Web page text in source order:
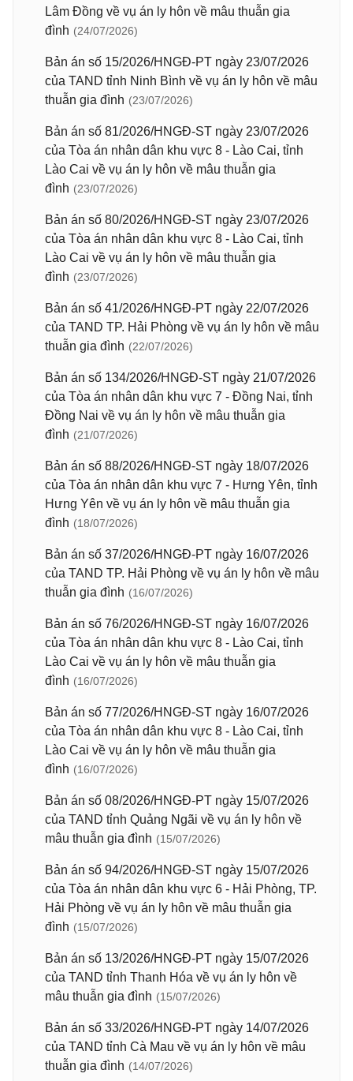
Lâm Đồng về vụ án ly hôn về mâu thuẫn gia
đình (24/07/2026)
Bản án số 15/2026/HNGĐ-PT ngày 23/07/2026
của TAND tỉnh Ninh Bình về vụ án ly hôn về mâu
thuẫn gia đình (23/07/2026)
Bản án số 81/2026/HNGĐ-ST ngày 23/07/2026
của Tòa án nhân dân khu vực 8 - Lào Cai, tỉnh
Lào Cai về vụ án ly hôn về mâu thuẫn gia
đình (23/07/2026)
Bản án số 80/2026/HNGĐ-ST ngày 23/07/2026
của Tòa án nhân dân khu vực 8 - Lào Cai, tỉnh
Lào Cai về vụ án ly hôn về mâu thuẫn gia
đình (23/07/2026)
Bản án số 41/2026/HNGĐ-PT ngày 22/07/2026
của TAND TP. Hải Phòng về vụ án ly hôn về mâu
thuẫn gia đình (22/07/2026)
Bản án số 134/2026/HNGĐ-ST ngày 21/07/2026
của Tòa án nhân dân khu vực 7 - Đồng Nai, tỉnh
Đồng Nai về vụ án ly hôn về mâu thuẫn gia
đình (21/07/2026)
Bản án số 88/2026/HNGĐ-ST ngày 18/07/2026
của Tòa án nhân dân khu vực 7 - Hưng Yên, tỉnh
Hưng Yên về vụ án ly hôn về mâu thuẫn gia
đình (18/07/2026)
Bản án số 37/2026/HNGĐ-PT ngày 16/07/2026
của TAND TP. Hải Phòng về vụ án ly hôn về mâu
thuẫn gia đình (16/07/2026)
Bản án số 76/2026/HNGĐ-ST ngày 16/07/2026
của Tòa án nhân dân khu vực 8 - Lào Cai, tỉnh
Lào Cai về vụ án ly hôn về mâu thuẫn gia
đình (16/07/2026)
Bản án số 77/2026/HNGĐ-ST ngày 16/07/2026
của Tòa án nhân dân khu vực 8 - Lào Cai, tỉnh
Lào Cai về vụ án ly hôn về mâu thuẫn gia
đình (16/07/2026)
Bản án số 08/2026/HNGĐ-PT ngày 15/07/2026
của TAND tỉnh Quảng Ngãi về vụ án ly hôn về
mâu thuẫn gia đình (15/07/2026)
Bản án số 94/2026/HNGĐ-ST ngày 15/07/2026
của Tòa án nhân dân khu vực 6 - Hải Phòng, TP.
Hải Phòng về vụ án ly hôn về mâu thuẫn gia
đình (15/07/2026)
Bản án số 13/2026/HNGĐ-PT ngày 15/07/2026
của TAND tỉnh Thanh Hóa về vụ án ly hôn về
mâu thuẫn gia đình (15/07/2026)
Bản án số 33/2026/HNGĐ-PT ngày 14/07/2026
của TAND tỉnh Cà Mau về vụ án ly hôn về mâu
thuẫn gia đình (14/07/2026)